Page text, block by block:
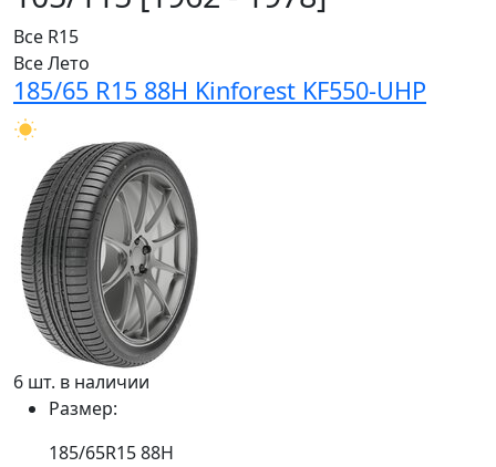
Все R15
ВсеЛето
185/65 R15 88H Kinforest KF550-UHP
6 шт. в наличии
Размер:
185/65R15 88H